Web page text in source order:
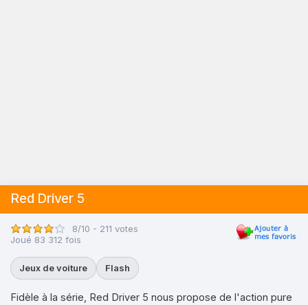
Red Driver 5
8/10 - 211 votes
Joué 83 312 fois
Jeux de voiture Flash
Fidèle à la série, Red Driver 5 nous propose de l'action pure